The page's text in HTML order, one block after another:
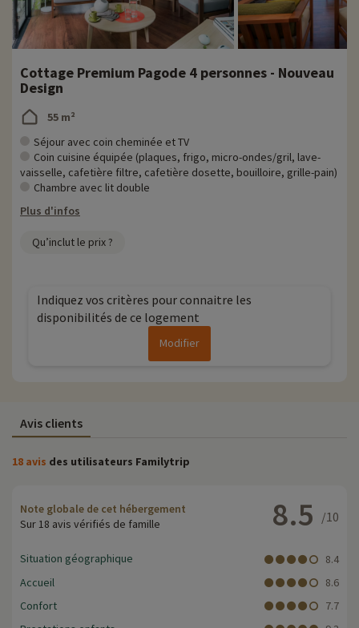
Cottage Premium Pagode 4 personnes - Nouveau
Design
55 m²
Séjour avec coin cheminée et TV
Coin cuisine équipée (plaques, frigo, micro-ondes/gril, lave-
vaisselle, cafetière filtre, cafetière dosette, bouilloire, grille-pain)
Chambre avec lit double
Plus d'infos
Qu’inclut le prix ?
Indiquez vos critères pour connaitre les
disponibilités de ce logement
Modifier
Avis clients
18 avis des utilisateurs Familytrip
Note globale de cet hébergement
Sur 18 avis vérifiés de famille
8.5 /10
Situation géographique
8.4
Accueil
8.6
Confort
7.7